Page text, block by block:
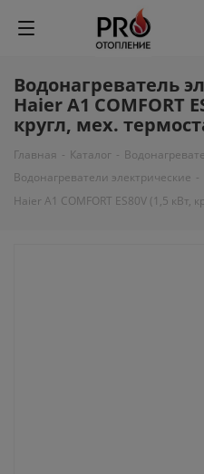
Водонагреватель
Haier A1 COMFORT
кругл, мех.
Главная - Каталог -
Водонагреватели электрические -
Haier A1 COMFORT ES80V (1,5 кВт,